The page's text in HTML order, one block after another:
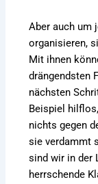
Aber auch um
organisieren,
Mit ihnen
drängendsten
nächsten
Beispiel
nichts gegen
sie verdammt
sind wir in der
herrschende